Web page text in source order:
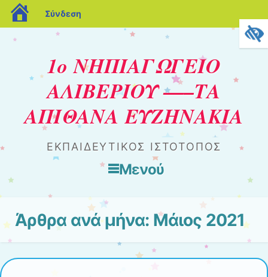
blogs.sch.gr
Σύνδεση
1ο ΝΗΠΙΑΓΩΓΕΙΟ
ΑΛΙΒΕΡΙΟΥ —–ΤΑ
ΑΠΙΘΑΝΑ ΕΥΖΗΝΑΚΙΑ
ΕΚΠΑΙΔΕΥΤΙΚΟΣ ΙΣΤΟΤΟΠΟΣ
Μενού
Άρθρα ανά μήνα: Μάιος 2021